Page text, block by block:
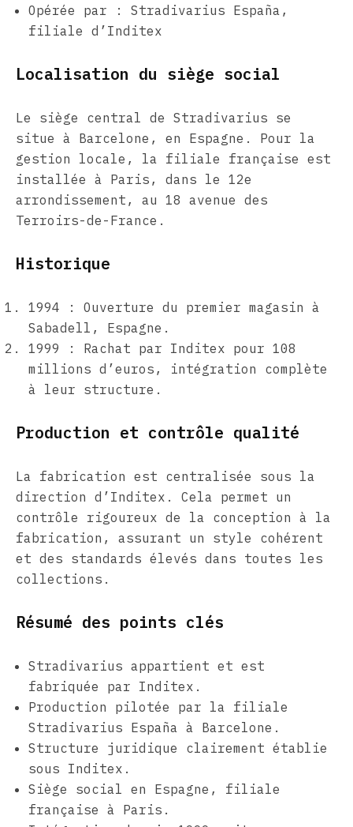
Opérée par : Stradivarius España,
filiale d’Inditex
Localisation du siège social
Le siège central de Stradivarius se
situe à Barcelone, en Espagne. Pour la
gestion locale, la filiale française est
installée à Paris, dans le 12e
arrondissement, au 18 avenue des
Terroirs-de-France.
Historique
1994 : Ouverture du premier magasin à
Sabadell, Espagne.
1999 : Rachat par Inditex pour 108
millions d’euros, intégration complète
à leur structure.
Production et contrôle qualité
La fabrication est centralisée sous la
direction d’Inditex. Cela permet un
contrôle rigoureux de la conception à la
fabrication, assurant un style cohérent
et des standards élevés dans toutes les
collections.
Résumé des points clés
Stradivarius appartient et est
fabriquée par Inditex.
Production pilotée par la filiale
Stradivarius España à Barcelone.
Structure juridique clairement établie
sous Inditex.
Siège social en Espagne, filiale
française à Paris.